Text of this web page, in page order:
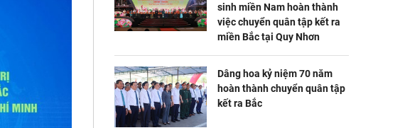
sinh miền Nam hoàn thành
việc chuyển quân tập kết ra
miền Bắc tại Quy Nhơn
Dâng hoa kỷ niệm 70 năm
hoàn thành chuyển quân tập
kết ra Bắc